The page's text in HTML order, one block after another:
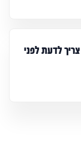
צריך לדעת לפני